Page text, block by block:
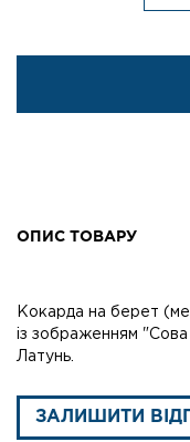
ОПИС ТОВАРУ
Кокарда на берет
із зображенням "Сова
Латунь.
ЗАЛИШИТИ